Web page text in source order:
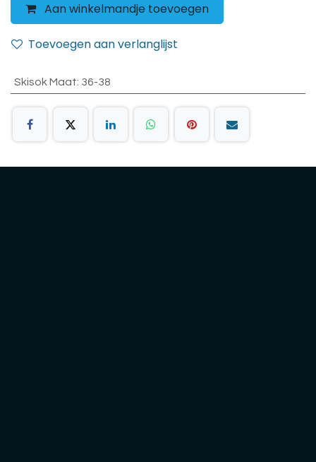
Aan winkelmandje toevoegen
Toevoegen aan verlanglijst
Skisok Maat: 36-38